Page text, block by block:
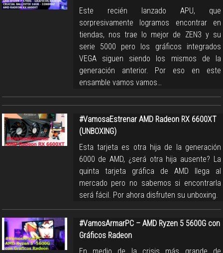
Este recién lanzado APU, que
sorpresivamente logramos encontrar en
tiendas, nos trae lo mejor de ZEN3 y su
serie 5000 pero los gráficos integrados
VEGA siguen siendo los mismos de la
generación anterior. Por eso en este
ensamble vamos vamos…
#VamosaEstrenar AMD Radeon RX 6600XT
(UNBOXING)
Esta tarjeta es otra hija de la generación
6000 de AMD, ¿será otra hija ausente? La
quinta tarjeta gráfica de AMD llega al
mercado pero no sabemos si encontrarla
será fácil. Por ahora disfruten su unboxing.
#VamosArmarPC – AMD Ryzen 5 5600G con
Gráficos Radeon